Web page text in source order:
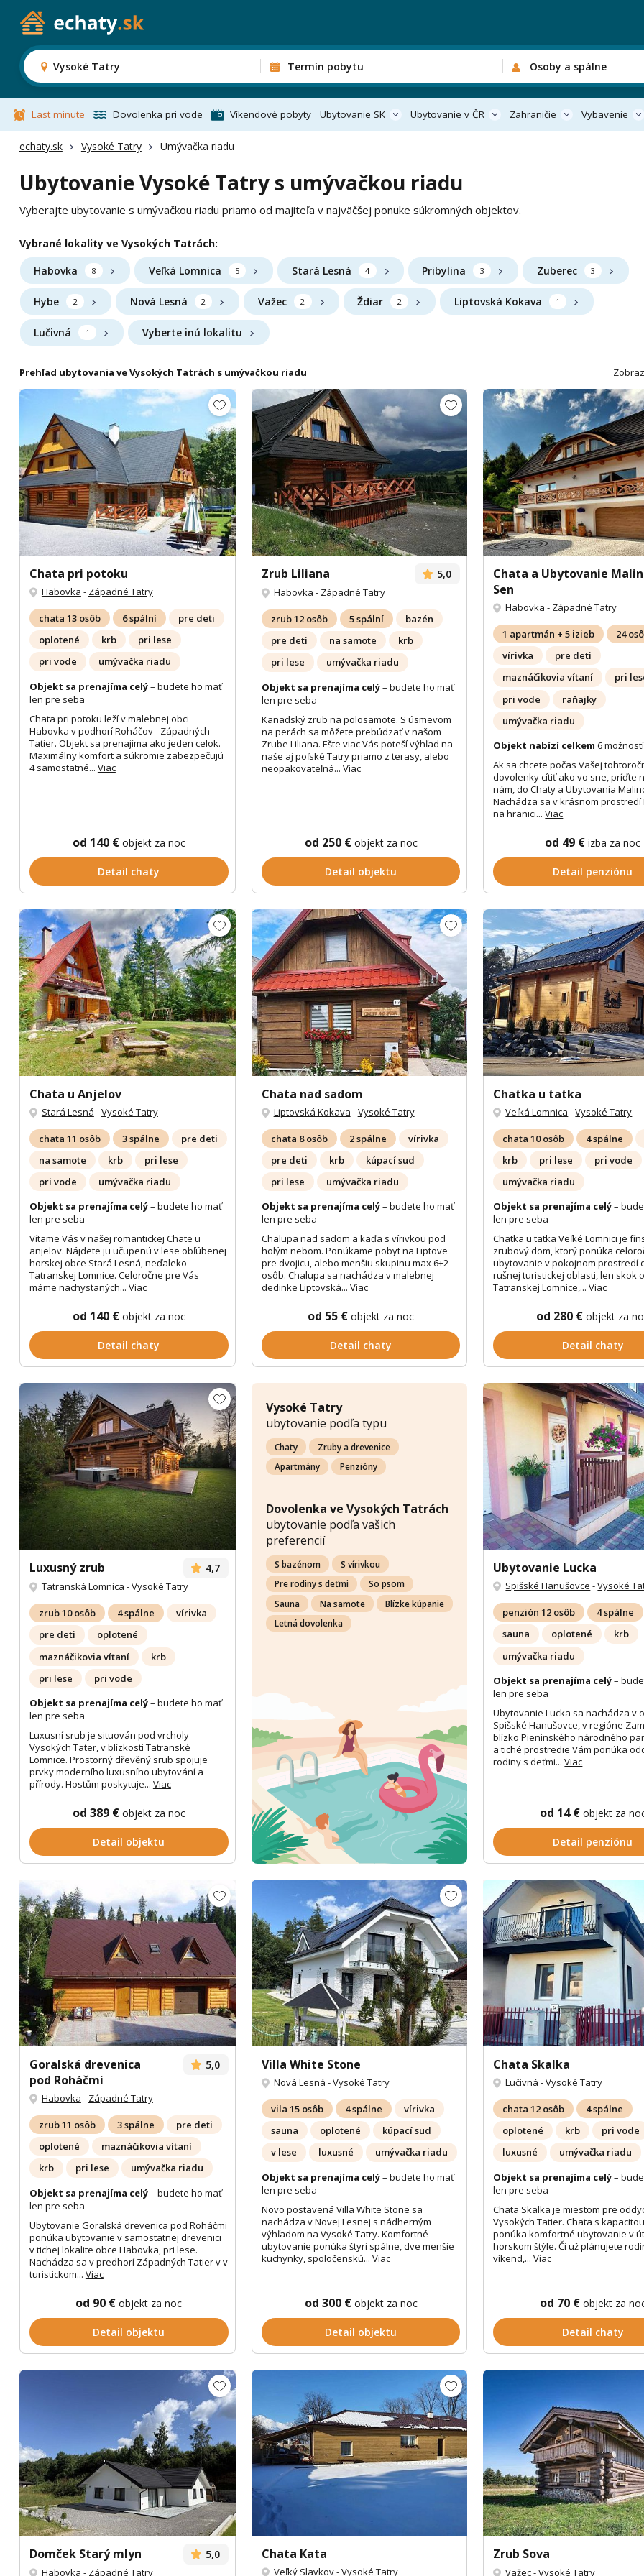
Vysoké Tatry Termín pobytu Osoby a spálne
Last minute Dovolenka pri vode Víkendové pobyty Ubytovanie SK Ubytovanie v ČR Zahraničie Vybavenie
echaty.sk Vysoké Tatry Umývačka riadu
Ubytovanie Vysoké Tatry s umývačkou riadu
Vyberajte ubytovanie s umývačkou riadu priamo od majiteľa v najväčšej ponuke súkromných objektov.
Vybrané lokality ve Vysokých Tatrách:
Habovka 8 Veľká Lomnica 5 Stará Lesná 4 Pribylina 3 Zuberec 3
Hybe 2 Nová Lesná 2 Važec 2 Ždiar 2 Liptovská Kokava 1
Lučivná 1 Vyberte inú lokalitu
Prehľad ubytovania ve Vysokých Tatrách s umývačkou riadu
Chata pri potoku
Habovka - Západné Tatry
chata 13 osôb 6 spální
pre deti
oplotené
krb
pri lese
pri vode
umývačka riadu
Objekt sa prenajíma celý– budete ho mať
len pre seba
Chata pri potoku leží v malebnej obci
Habovka v podhorí Roháčov - Západných
Tatier. Objekt sa prenajíma ako jeden celok.
Maximálny komfort a súkromie zabezpečujú
4 samostatné... Viac
od 140 € objekt za noc
Detail chaty
Zrub Liliana 5,0
Habovka - Západné Tatry
zrub 12 osôb 5 spální
bazén
pre deti
na samote
krb
pri lese
umývačka riadu
Objekt sa prenajíma celý– budete ho mať
len pre seba
Kanadský zrub na polosamote. S úsmevom
na perách sa môžete prebúdzať v našom
Zrube Liliana. Ešte viac Vás poteší výhľad na
naše aj poľské Tatry priamo z terasy, alebo
neopakovateľná... Viac
od 250 € objekt za noc
Detail objektu
Chata a Ubytovanie
Sen
Habovka - Západné Tatry
1 apartmán + 5 izieb
24
vírivka
pre deti
maznáčikovia vítaní
pri
pri vode
raňajky
umývačka riadu
Objekt nabízí celkem 6
Ak sa chcete počas Vašej
dovolenky cítiť ako vo sne, príďte
nám, do Chaty a Ubytovania
Nachádza sa v krásnom prostredí
na hranici...Viac
od 49 €izba za noc
Detail penziónu
Chata u Anjelov
Stará Lesná -Vysoké Tatry
chata 11 osôb 3 spálne
pre deti
na samote
krb
pri lese
pri vode
umývačka riadu
Objekt sa prenajíma celý– budete ho mať
len pre seba
Vítame Vás v našej romantickej Chate u
anjelov. Nájdete ju učupenú v lese obľúbenej
horskej obce Stará Lesná, neďaleko
Tatranskej Lomnice. Celoročne pre Vás
máme nachystaných... Viac
od 140 € objekt za noc
Detail chaty
Chata nad sadom
Liptovská Kokava -Vysoké Tatry
chata 8 osôb 2 spálne
vírivka
pre deti
krb
kúpací sud
pri lese
umývačka riadu
Objekt sa prenajíma celý– budete ho mať
len pre seba
Chalupa nad sadom a kaďa s vírivkou pod
holým nebom. Ponúkame pobyt na Liptove
pre dvojicu, alebo menšiu skupinu max 6+2
osôb. Chalupa sa nachádza v malebnej
dedinke Liptovská... Viac
od 55 € objekt za noc
Detail chaty
Chatka u tatka
Veľká Lomnica -Vysoké Tatry
chata 10 osôb 4 spálne
krb
pri lese
pri vode
umývačka riadu
Objekt sa prenajíma celý–
len pre seba
Chatka u tatka Veľké Lomnici je
zrubový dom, ktorý ponúka
ubytovanie v pokojnom prostredí
rušnej turistickej oblasti, len skok
Tatranskej Lomnice,...Viac
od 280 €objekt za
Detail chaty
Luxusný zrub 4,7
Tatranská Lomnica -Vysoké Tatry
zrub 10 osôb 4 spálne
vírivka
pre deti
oplotené
maznáčikovia vítaní
krb
pri lese
pri vode
Objekt sa prenajíma celý– budete ho mať
len pre seba
Luxusní srub je situován pod vrcholy
Vysokých Tater, v blízkosti Tatranské
Lomnice. Prostorný dřevěný srub spojuje
prvky moderního luxusního ubytování a
přírody. Hostům poskytuje... Viac
od 389 € objekt za noc
Detail objektu
Vysoké Tatry
ubytovanie podľa typu
Chaty
Zruby a drevenice
Apartmány
Penzióny
Dovolenka ve Vysokých Tatrách
ubytovanie podľa vašich
preferencií
S bazénom
S vírivkou
Pre rodiny s deťmi
So psom
Sauna
Na samote
Blízke kúpanie
Letná dovolenka
Ubytovanie Lucka
Spišské Hanušovce -Vysoké
penzión 12 osôb
4 spálne
sauna
oplotené
krb
umývačka riadu
Objekt sa prenajíma celý–
len pre seba
Ubytovanie Lucka sa nachádza v
Spišské Hanušovce, v regióne
blízko Pieninského národného
a tiché prostredie Vám ponúka
rodiny s deťmi...Viac
od 14 € objekt za
Detail penziónu
Goralská drevenica
pod Roháčmi
5,0
Habovka - Západné Tatry
zrub 11 osôb 3 spálne
pre deti
oplotené
maznáčikovia vítaní
krb
pri lese
umývačka riadu
Objekt sa prenajíma celý– budete ho mať
len pre seba
Ubytovanie Goralská drevenica pod Roháčmi
ponúka ubytovanie v samostatnej drevenici
v tichej lokalite obce Habovka, pri lese.
Nachádza sa v predhorí Západných Tatier v v
turistickom... Viac
od 90 €objekt za noc
Detail objektu
Villa White Stone
Nová Lesná -Vysoké Tatry
vila 15 osôb 4 spálne
vírivka
sauna
oplotené
kúpací sud
v lese
luxusné
umývačka riadu
Objekt sa prenajíma celý– budete ho mať
len pre seba
Novo postavená Villa White Stone sa
nachádza v Novej Lesnej s nádherným
výhľadom na Vysoké Tatry. Komfortné
ubytovanie ponúka štyri spálne, dve menšie
kuchynky, spoločenskú... Viac
od 300 € objekt za noc
Detail objektu
Chata Skalka
Lučivná -Vysoké Tatry
chata 12 osôb
4 spálne
oplotené
krb
pri vode
luxusné
umývačka riadu
Objekt sa prenajíma celý–
len pre seba
Chata Skalka je miestom pre
Vysokých Tatier. Chata s
ponúka komfortné ubytovanie v
horskom štýle. Či už plánujete
víkend,...Viac
od 70 € objekt za
Detail chaty
Domček Starý mlyn 5,0
Habovka - Západné Tatry
Chata Kata
Veľký Slavkov-Vysoké Tatry
Zrub Sova
Važec-Vysoké Tatry